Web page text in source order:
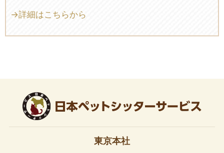
→詳細はこちらから
東京本社